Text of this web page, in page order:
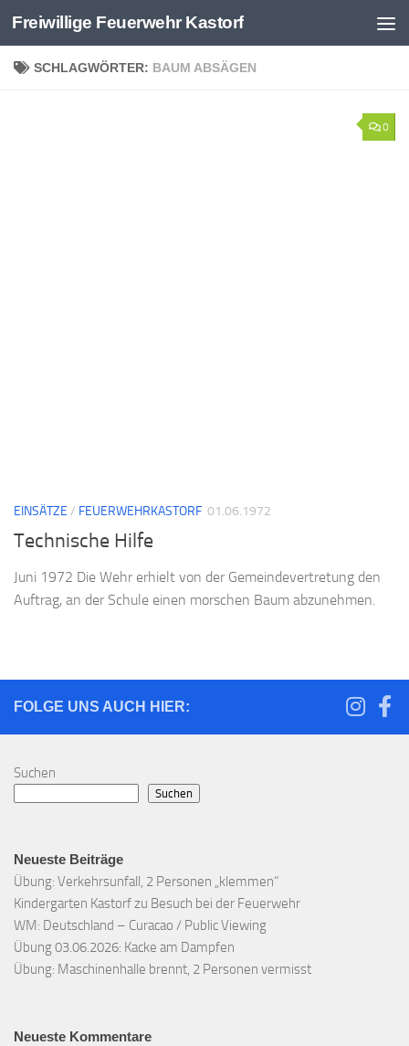
Zum Inhalt springen
Freiwillige Feuerwehr Kastorf
SCHLAGWÖRTER: BAUM ABSÄGEN
0
EINSÄTZE / FEUERWEHRKASTORF 01.06.1972
Technische Hilfe
Juni 1972 Die Wehr erhielt von der Gemeindevertretung den
Auftrag, an der Schule einen morschen Baum abzunehmen.
FOLGE UNS AUCH HIER:
Suchen
Suchen
Neueste Beiträge
Übung: Verkehrsunfall, 2 Personen „klemmen“
Kindergarten Kastorf zu Besuch bei der Feuerwehr
WM: Deutschland – Curacao / Public Viewing
Übung 03.06.2026: Kacke am Dampfen
Übung: Maschinenhalle brennt, 2 Personen vermisst
Neueste Kommentare